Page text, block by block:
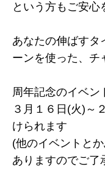
という方もご安心
あなたの伸ばすタ
ーンを使った、チ
周年記念のイベン
３月１６日(火)～
けられます
(他のイベントと
ありますのでご了